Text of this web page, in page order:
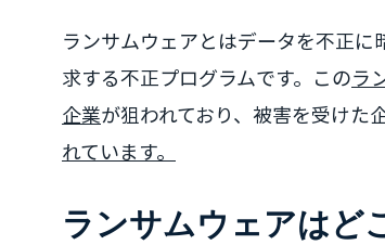
ランサムウェアとはデータを不正
求する不正プログラムです。このラ
企業が狙われており、被害を受けた
れています。
ランサムウェアはど